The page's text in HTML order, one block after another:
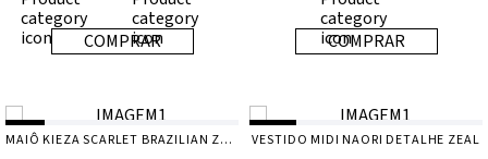
COMPRAR COMPRAR
MAIÔ KIEZA SCARLET BRAZILIAN ZEAL
VESTIDO MIDI NAORI DETALHE ZEAL